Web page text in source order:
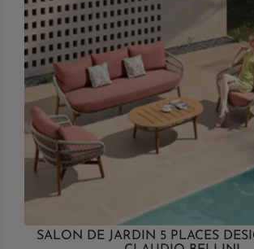
SALON DE JARDIN 5 PLACES